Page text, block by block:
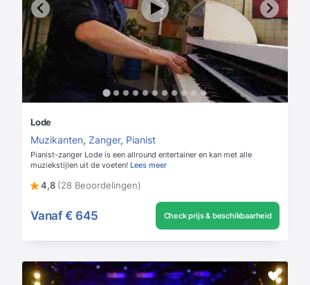
Lode
Muzikanten, Zanger, Pianist
Pianist-zanger Lode is een allround entertainer en kan met alle
muziekstijlen uit de voeten! Lees meer
4,8 (28 Beoordelingen)
Vanaf € 645 Check prijs & beschikbaarheid